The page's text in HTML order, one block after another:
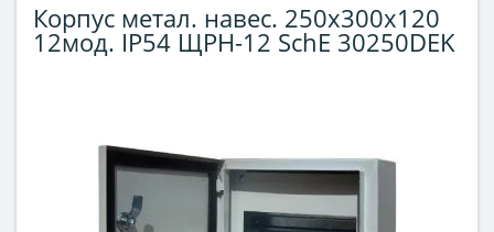
Корпус метал. навес. 250х300х120
12мод. IP54 ЩРН-12 SchE 30250DEK